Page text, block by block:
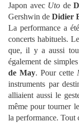
Japon avec Uto de
Gershwin de Didier
La performance a
concerts habituels.
que, il y a aussi
également de
de May. Pour cette
instruments par
alliaient aussi le
même pour tourner
la performance. Tout